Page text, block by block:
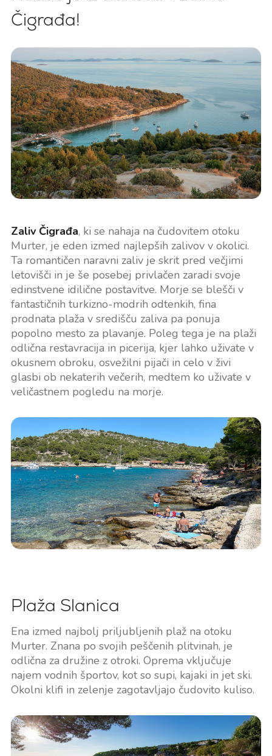
Čigrađa!
Zaliv Čigrađa, ki se nahaja na čudovitem otoku
Murter, je eden izmed najlepših zalivov v okolici.
Ta romantičen naravni zaliv je skrit pred večjimi
letovišči in je še posebej privlačen zaradi svoje
edinstvene idilične postavitve. Morje se blešči v
fantastičnih turkizno-modrih odtenkih, fina
prodnata plaža v središču zaliva pa ponuja
popolno mesto za plavanje. Poleg tega je na plaži
odlična restavracija in picerija, kjer lahko uživate v
okusnem obroku, osvežilni pijači in celo v živi
glasbi ob nekaterih večerih, medtem ko uživate v
veličastnem pogledu na morje.
Plaža Slanica
Ena izmed najbolj priljubljenih plaž na otoku
Murter. Znana po svojih peščenih plitvinah, je
odlična za družine z otroki. Oprema vključuje
najem vodnih športov, kot so supi, kajaki in jet ski.
Okolni klifi in zelenje zagotavljajo čudovito kuliso.